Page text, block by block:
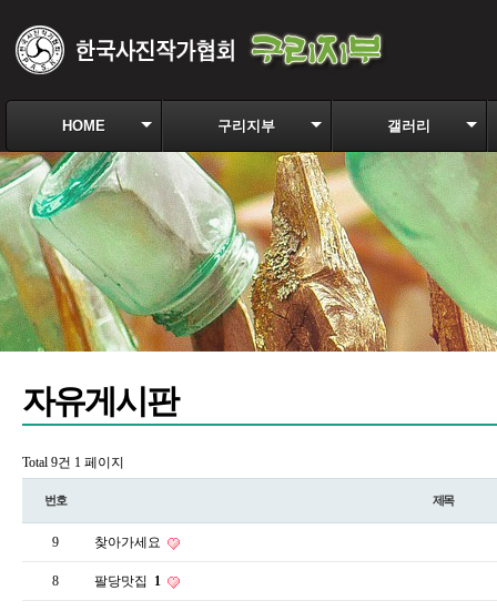
HOME 구리지부 갤러리
자유게시판
Total 9건 1 페이지
번호 제목
9 찾아가세요
8 팔당맛집 1